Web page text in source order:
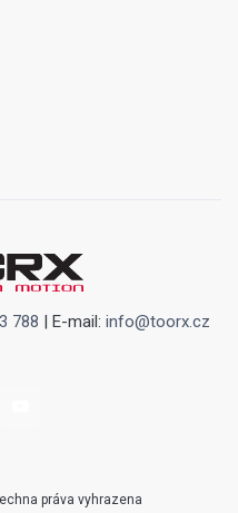
788 | E-mail: info@toorx.cz
práva vyhrazena